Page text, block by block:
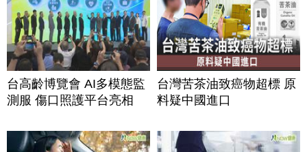
台高齡博覽會 AI多模態監
測服 傷口照護平台亮相
台灣苦茶油致癌物超標 原
料疑中國進口